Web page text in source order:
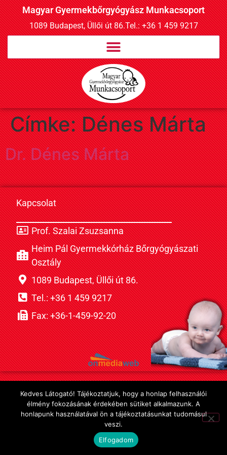
Magyar Gyermekbőrgyógyász Munkacsoport
1089 Budapest, Üllői út 86.Tel.: +36 1 459 9217
Címke:Dénes Márta
Dr. Dénes Márta
Kapcsolat
Prof. Szalai Zsuzsanna
Heim Pál Gyermekkórház Bőrgyógyászati
Osztály
1089 Budapest, Üllői út 86.
Tel.: +36 1 459 9217
Fax: +36-1-459-92-20
Kedves Látogató! Tájékoztatjuk, hogy a honlap felhasználói
élmény fokozásának érdekében sütiket alkalmazunk. A
honlapunk használatával ön a tájékoztatásunkat tudomásul
veszi.
Elfogadom